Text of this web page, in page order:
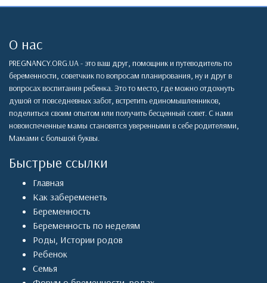
О нас
PREGNANCY.ORG.UA - это ваш друг, помощник и путеводитель по
беременности, советчкик по вопросам планирования, ну и друг в
вопросах воспитания ребенка. Это то место, где можно отдохнуть
душой от повседневных забот, встретить единомышленников,
поделиться своим опытом или получить бесценный совет. С нами
новоиспеченные мамы становятся уверенными в себе родителями,
Мамами с большой буквы.
Быстрые ссылки
Главная
Как забеременеть
Беременность
Беременность по неделям
Роды, Истории родов
Ребенок
Семья